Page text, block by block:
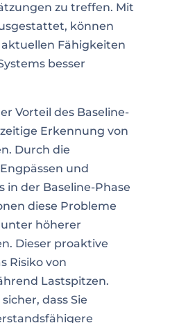
zu treffen. Mit
können
Fähigkeiten
besser
Vorteil des Baseline-
Erkennung von
Durch die
und
in der Baseline-Phase
diese Probleme
höherer
Dieser proaktive
Risiko von
Lastspitzen.
dass Sie